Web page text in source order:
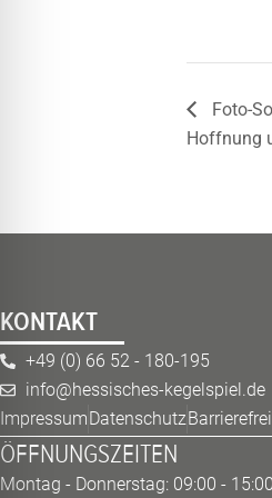
Foto-
Hoffnung
KONTAKT
+49 (0) 66 52 - 180-195
info@hessisches-kegelspiel.de
Impressum Datenschutz
ÖFFNUNGSZEITEN
Montag - Donnerstag: 09:00 -